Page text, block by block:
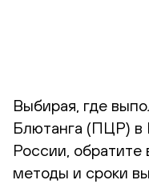
Выбирая, где
Блютанга (ПЦР) в
России, обратите
методы и сроки